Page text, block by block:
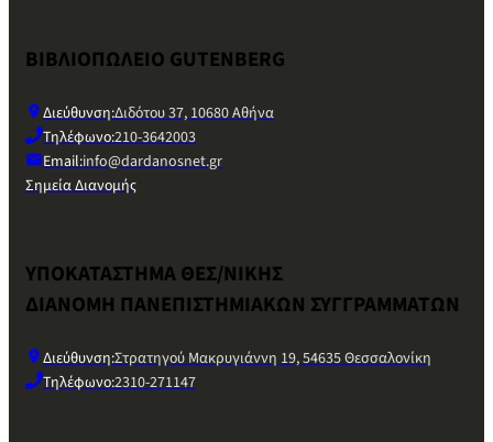
ΒΙΒΛΙΟΠΩΛΕΙΟ GUTENBERG
Διεύθυνση:Διδότου 37, 10680 Αθήνα
Τηλέφωνο:210-3642003
Email:info@dardanosnet.gr
Σημεία Διανομής
ΥΠΟΚΑΤΑΣΤΗΜΑ ΘΕΣ/ΝΙΚΗΣ
ΔΙΑΝΟΜΗ ΠΑΝΕΠΙΣΤΗΜΙΑΚΩΝ ΣΥΓΓΡΑΜΜΑΤΩΝ
Διεύθυνση:Στρατηγού Μακρυγιάννη 19, 54635 Θεσσαλονίκη
Τηλέφωνο:2310-271147